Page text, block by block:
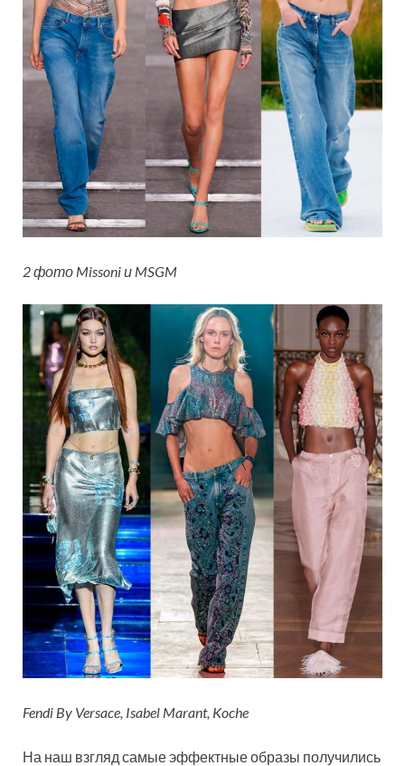
2 фото Missoni и MSGM
Fendi By Versace, Isabel Marant, Koche
На наш взгляд самые эффектные образы получились